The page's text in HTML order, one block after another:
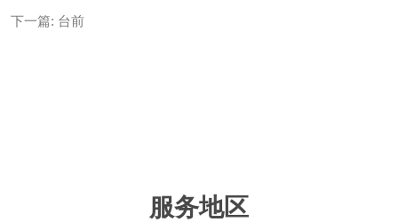
下一篇: 台前
服务地区